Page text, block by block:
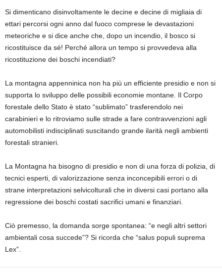
Si dimenticano disinvoltamente le decine e decine di migliaia di
ettari percorsi ogni anno dal fuoco comprese le devastazioni
meteoriche e si dice anche che, dopo un incendio, il bosco si
ricostituisce da sé! Perché allora un tempo si provvedeva alla
ricostituzione dei boschi incendiati?
La montagna appenninica non ha più un efficiente presidio e non si
supporta lo sviluppo delle possibili economie montane Il Corpo
forestale dello Stato è stato “sublimato” trasferendolo nei
carabinieri e lo ritroviamo sulle strade a fare contravvenzioni agli
automobilisti indisciplinati suscitando grande ilarità negli ambienti
forestali stranieri.
La Montagna ha bisogno di presidio e non di una forza di polizia di
tecnici esperti , di valorizzazione senza inconcepibili errori o di
strane interpretazioni selvicolturali che in diversi casi portano alla
regressione dei boschi costati sacrifici umani e finanziari.
Ciò premesso, la domanda sorge spontanea: “e negli altri settori
ambientali cosa succede”? Si ricorda che “salus populi suprema
Lex”.